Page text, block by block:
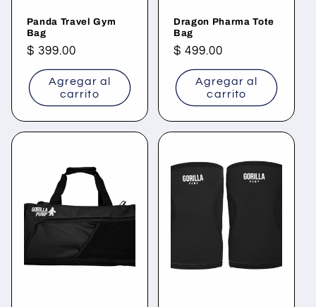
Panda Travel Gym
Bag
Precio
habitual
$ 399.00
Agregar al
carrito
Dragon Pharma Tote
Bag
Precio
habitual
$ 499.00
Agregar al
carrito